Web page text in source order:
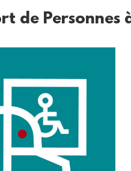
de